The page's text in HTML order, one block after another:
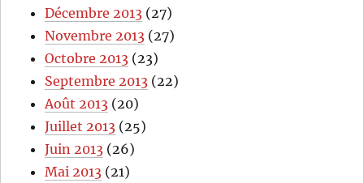
Décembre 2013 (27)
Novembre 2013 (27)
Octobre 2013 (23)
Septembre 2013 (22)
Août 2013 (20)
Juillet 2013 (25)
Juin 2013 (26)
Mai 2013 (21)